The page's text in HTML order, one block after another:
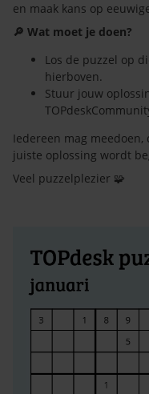
en maak kans op
🔎 Wat moet je doen?
Los de puzzel op
hierboven.
Stuur jouw
Iedereen mag meedoen,
juiste oplossing wordt
Veel puzzelplezier 🧩